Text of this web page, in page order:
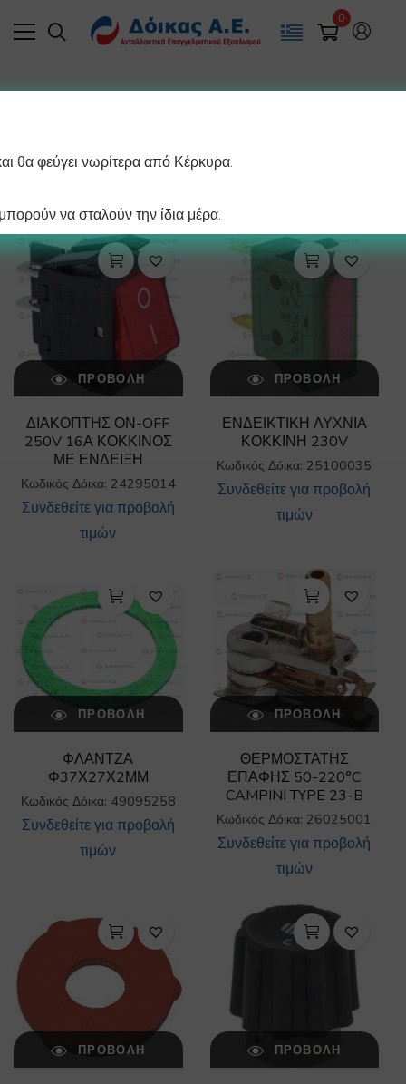
0
ΠΡΟΒΟΛΉ
ΔΙΑΚΟΠΤΗΣ ΟΝ-OFF
250V 16Α ΚΟΚΚΙΝΟΣ
ΜΕ ΕΝΔΕΙΞΗ
Κωδικός Δόικα: 24295014
Συνδεθείτε για προβολή
τιμών
ΠΡΟΒΟΛΉ
ΕΝΔΕΙΚΤΙΚΗ ΛΥΧΝΙΑ
ΚΟΚΚΙΝΗ 230V
Κωδικός Δόικα: 25100035
Συνδεθείτε για προβολή
τιμών
ΠΡΟΒΟΛΉ
ΦΛΑΝΤΖΑ
Φ37Χ27Χ2ΜΜ
Κωδικός Δόικα: 49095258
Συνδεθείτε για προβολή
τιμών
ΠΡΟΒΟΛΉ
ΘΕΡΜΟΣΤΑΤΗΣ
ΕΠΑΦΗΣ 50-220°C
CAMPINI TYPE 23-B
Κωδικός Δόικα: 26025001
Συνδεθείτε για προβολή
τιμών
ΠΡΟΒΟΛΉ ΠΡΟΒΟΛΉ
θα φεύγει νωρίτερα από Κέρκυρα.
να σταλούν την ίδια μέρα.